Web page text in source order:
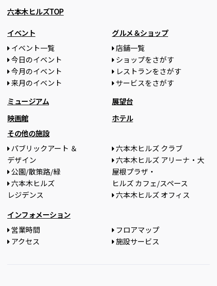
六本木ヒルズTOP
イベント
イベント一覧
今日のイベント
今月のイベント
来月のイベント
グルメ＆ショップ
店舗一覧
ショップをさがす
レストランをさがす
サービスをさがす
ミュージアム
映画館
展望台
ホテル
その他の施設
パブリックアート ＆
デザイン
公園/散策路/緑
六本木ヒルズ
レジデンス
六本木ヒルズ クラブ
六本木ヒルズ アリーナ・大
屋根プラザ・
ヒルズ カフェ/スペース
六本木ヒルズ オフィス
インフォメーション
営業時間
アクセス
フロアマップ
施設サービス